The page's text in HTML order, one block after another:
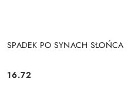
SPADEK PO SYNACH SŁOŃCA
Cena:
16.72